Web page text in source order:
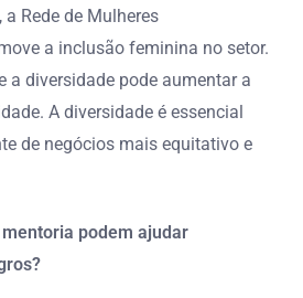
Rede de Mulheres
a inclusão feminina no setor.
a diversidade pode aumentar a
A diversidade é essencial
de negócios mais equitativo e
podem ajudar